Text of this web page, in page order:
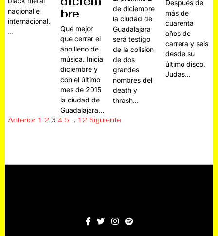
nacional e
internacional.
…
bre
Qué mejor
que cerrar el
año lleno de
música. Inicia
diciembre y
con el último
mes de 2015
la ciudad de
Guadalajara…
de diciembre
la ciudad de
Guadalajara
será testigo
de la colisión
de dos
grandes
nombres del
death y
thrash…
Después de
más de
cuarenta
años de
carrera y seis
desde su
último disco,
Judas…
Anterior 1 2 3 4 5 … 12 Siguiente